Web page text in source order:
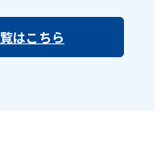
はこちら